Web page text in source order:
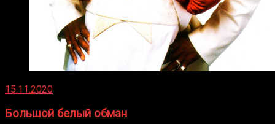
15.11.2020
Большой белый обман